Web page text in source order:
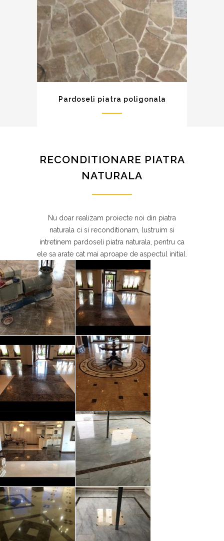
Pardoseli piatra poligonala
RECONDITIONARE PIATRA
NATURALA
Nu doar realizam proiecte noi din piatra
naturala ci si reconditionam, lustruim si
intretinem pardoseli piatra naturala, pentru ca
ele sa arate cat mai aproape de aspectul initial.